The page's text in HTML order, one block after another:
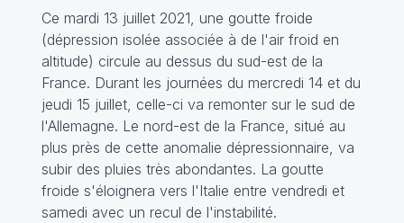
Ce mardi 13 juillet 2021, une goutte froide
(dépression isolée associée à de l'air froid en
altitude) circule au dessus du sud-est de la
France. Durant les journées du mercredi 14 et du
jeudi 15 juillet, celle-ci va remonter sur le sud de
l'Allemagne. Le nord-est de la France, situé au
plus près de cette anomalie dépressionnaire, va
subir des pluies très abondantes. La goutte
froide s'éloignera vers l'Italie entre vendredi et
samedi avec un recul de l'instabilité.